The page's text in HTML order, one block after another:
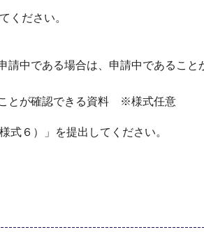
ください。
中である場合は、申請中であるこ
とが確認できる資料 ※様式任意
式６）」を提出してください。